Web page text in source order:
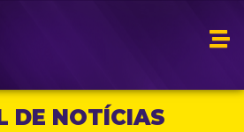
DE NOTÍCIAS